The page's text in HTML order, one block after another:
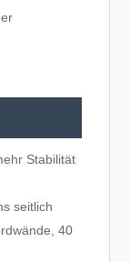
Stabilität
seitlich
40